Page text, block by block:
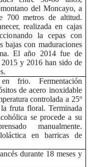
del Moncayo, a
700 metros de altitud.
realizada en cajas
la cepas con
bajas con maduraciones
El año 2014 fue de
y 2016 han sido de
en frio. Fermentación
de acero inoxidable
controlada a 25º
fruta floral. Terminada
se procede a su
manualmente.
en barricas de
durante 18 meses y